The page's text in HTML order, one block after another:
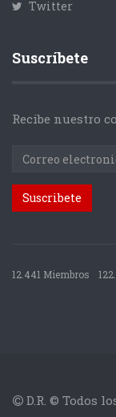
Twitter
Suscríbete
Recibe nuestro
12.441 Miembros
D.R. © Todos